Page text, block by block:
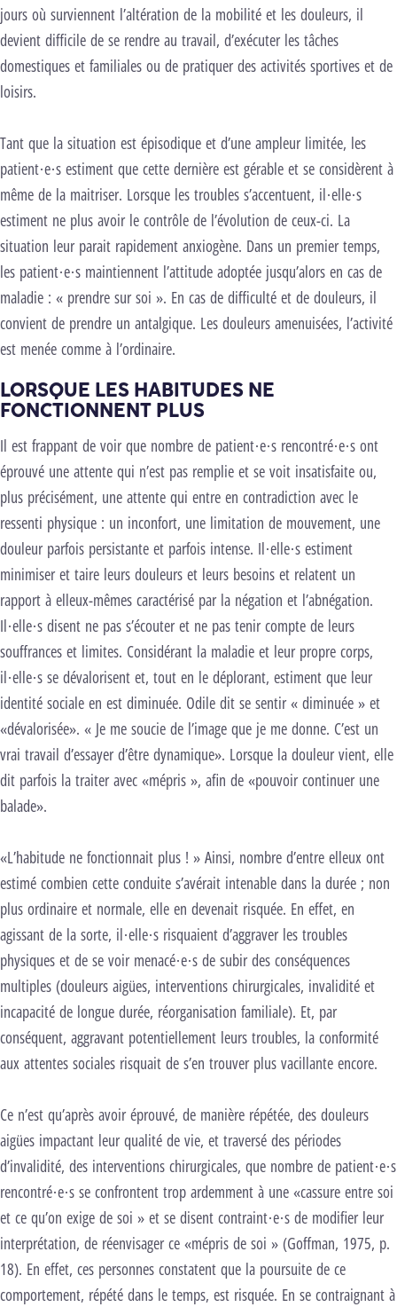
jours où surviennent l’altération de la mobilité et les douleurs, il
devient difficile de se rendre au travail, d’exécuter les tâches
domestiques et familiales ou de pratiquer des activités sportives et de
loisirs.
Tant que la situation est épisodique et d’une ampleur limitée, les
patient·e·s estiment que cette dernière est gérable et se considèrent à
même de la maitriser. Lorsque les troubles s’accentuent, il·elle·s
estiment ne plus avoir le contrôle de l’évolution de ceux-ci. La
situation leur parait rapidement anxiogène. Dans un premier temps,
les patient·e·s maintiennent l’attitude adoptée jusqu’alors en cas de
maladie : « prendre sur soi ». En cas de difficulté et de douleurs, il
convient de prendre un antalgique. Les douleurs amenuisées, l’activité
est menée comme à l’ordinaire.
LORSQUE LES HABITUDES NE
FONCTIONNENT PLUS
Il est frappant de voir que nombre de patient·e·s rencontré·e·s ont
éprouvé une attente qui n’est pas remplie et se voit insatisfaite ou,
plus précisément, une attente qui entre en contradiction avec le
ressenti physique : un inconfort, une limitation de mouvement, une
douleur parfois persistante et parfois intense. Il·elle·s estiment
minimiser et taire leurs douleurs et leurs besoins et relatent un
rapport à elleux-mêmes caractérisé par la négation et l’abnégation.
Il·elle·s disent ne pas s’écouter et ne pas tenir compte de leurs
souffrances et limites. Considérant la maladie et leur propre corps,
il·elle·s se dévalorisent et, tout en le déplorant, estiment que leur
identité sociale en est diminuée. Odile dit se sentir « diminuée » et
«dévalorisée». « Je me soucie de l’image que je me donne. C’est un
vrai travail d’essayer d’être dynamique». Lorsque la douleur vient, elle
dit parfois la traiter avec «mépris », afin de «pouvoir continuer une
balade».
«L’habitude ne fonctionnait plus ! » Ainsi, nombre d’entre elleux ont
estimé combien cette conduite s’avérait intenable dans la durée ; non
plus ordinaire et normale, elle en devenait risquée. En effet, en
agissant de la sorte, il·elle·s risquaient d’aggraver les troubles
physiques et de se voir menacé·e·s de subir des conséquences
multiples (douleurs aigües, interventions chirurgicales, invalidité et
incapacité de longue durée, réorganisation familiale). Et, par
conséquent, aggravant potentiellement leurs troubles, la conformité
aux attentes sociales risquait de s’en trouver plus vacillante encore.
Ce n’est qu’après avoir éprouvé, de manière répétée, des douleurs
aigües impactant leur qualité de vie, et traversé des périodes
d’invalidité, des interventions chirurgicales, que nombre de patient·e·s
rencontré·e·s se confrontent trop ardemment à une «cassure entre soi
et ce qu’on exige de soi » et se disent contraint·e·s de modifier leur
interprétation, de réenvisager ce «mépris de soi » (Goffman, 1975, p.
18). En effet, ces personnes constatent que la poursuite de ce
comportement, répété dans le temps, est risquée. En se contraignant à